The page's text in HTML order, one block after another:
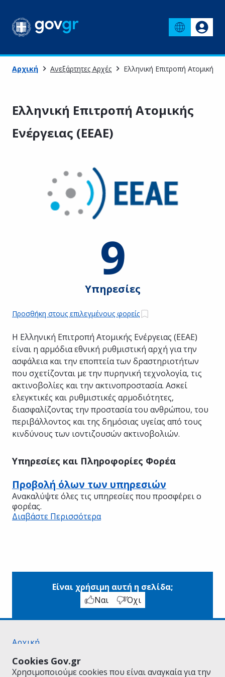
Cookies Gov.gr
Χρησιμοποιούμε cookies που είναι αναγκαία για την
Αρχική Ανεξάρτητες Αρχές Ελληνική Επιτροπή Ατομικής
Ελληνική Επιτροπή Ατομικής
Ενέργειας (ΕΕΑΕ)
9
Υπηρεσίες
Προσθήκη στους επιλεγμένους φορείς
Η Ελληνική Επιτροπή Ατομικής Ενέργειας (ΕΕΑΕ)
είναι η αρμόδια εθνική ρυθμιστική αρχή για την
ασφάλεια και την εποπτεία των δραστηριοτήτων
που σχετίζονται με την πυρηνική τεχνολογία, τις
ακτινοβολίες και την ακτινοπροστασία. Ασκεί
ελεγκτικές και ρυθμιστικές αρμοδιότητες,
διασφαλίζοντας την προστασία του ανθρώπου, του
περιβάλλοντος και της δημόσιας υγείας από τους
κινδύνους των ιοντιζουσών ακτινοβολιών.
Υπηρεσίες και Πληροφορίες Φορέα
Προβολή όλων των υπηρεσιών
Ανακαλύψτε όλες τις υπηρεσίες που προσφέρει ο
φορέας.
Διαβάστε Περισσότερα
Είναι χρήσιμη αυτή η σελίδα;
Ναι
Όχι
Αρχική
Όροι Χρήσης